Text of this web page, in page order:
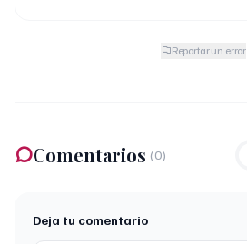
Reportar un error
Comentarios (0)
Deja tu comentario